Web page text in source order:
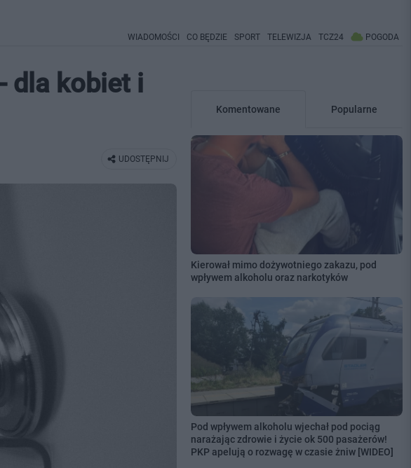
WIADOMOŚCI CO BĘDZIE SPORT TELEWIZJA TCZ24 POGODA
dla kobiet i
UDOSTĘPNIJ
Komentowane Popularne
Kierował mimo dożywotniego zakazu, pod
wpływem alkoholu oraz narkotyków
Pod wpływem alkoholu wjechał pod pociąg
narażając zdrowie i życie ok 500 pasażerów!
PKP apelują o rozwagę w czasie żniw [WIDEO]